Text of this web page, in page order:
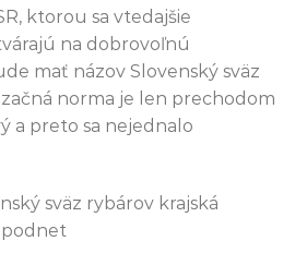
ktorou sa vtedajšie
na dobrovoľnú
mať názov Slovenský sväz
norma je len prechodom
a preto sa nejednalo
sväz rybárov krajská
podnet